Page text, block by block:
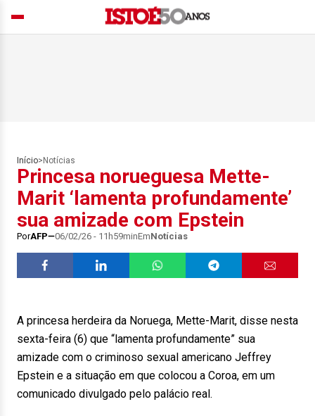
Início> Notícias
Princesa norueguesa Mette-
Marit ‘lamenta profundamente’
sua amizade com Epstein
PorAFP 06/02/26 - 11h59minEmNotícias
A princesa herdeira da Noruega, Mette-Marit, disse nesta
sexta-feira (6) que “lamenta profundamente” sua
amizade com o criminoso sexual americano Jeffrey
Epstein e a situação em que colocou a Coroa, em um
comunicado divulgado pelo palácio real.